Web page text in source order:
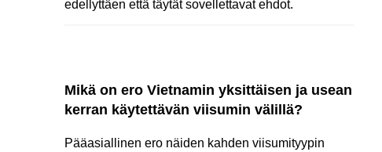
edellyttäen että täytät sovellettavat ehdot.
Mikä on ero Vietnamin yksittäisen ja usean
kerran käytettävän viisumin välillä?
Pääasiallinen ero näiden kahden viisumityypin